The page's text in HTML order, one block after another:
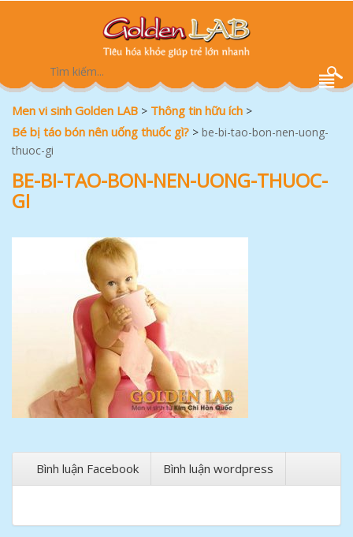
Men vi sinh Golden LAB > Thông tin hữu ích >
Bé bị táo bón nên uống thuốc gì? > be-bi-tao-bon-nen-uong-
thuoc-gi
BE-BI-TAO-BON-NEN-UONG-THUOC-
GI
Bình luận Facebook Bình luận wordpress